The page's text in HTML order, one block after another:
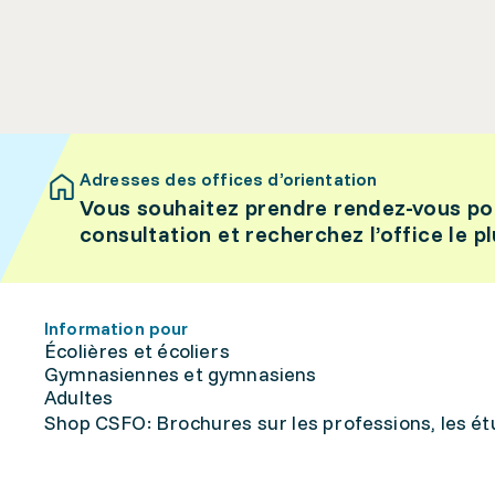
Adresses des offices d’orientation
Vous souhaitez prendre rendez-vous
consultation et recherchez l’office le
Information pour
Écolières et écoliers
Gymnasiennes et gymnasiens
Adultes
Shop CSFO: Brochures sur les professions, les